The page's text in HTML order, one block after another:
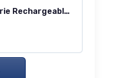
2026 Aspirateur de Piscine à Batterie Rechargeable, Aspirateur à Main sans Fil, 60 Minutes d'Autonomie Nettoyeur Électrique pour Piscine, Jacuzzi, Spa, Bleu